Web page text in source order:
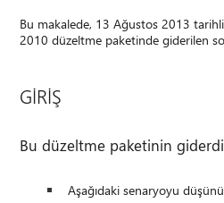
Bu makalede, 13 Ağustos 2013
2010 düzeltme paketinde giderilen
GİRİŞ
Bu düzeltme paketinin
Aşağıdaki senaryoyu